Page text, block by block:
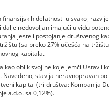
delatnosti u svakoj
nedovoljan imajući u vidu
jeste i postojanje društvenog
(sa preko 27% učešća na
kapitala.
oblik svojine koje jemči Ustav i
stavlja neravnopravan
kapital (tri društva: Kompanija
a.d.o. sa 0,12%).